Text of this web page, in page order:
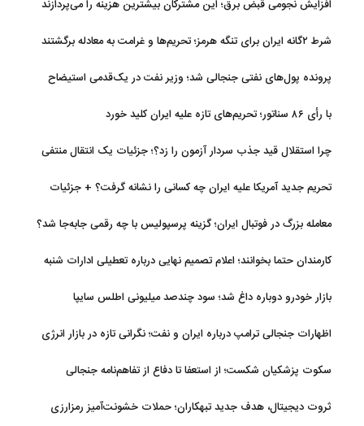
افزایش نجومی قبض برق؛ این مشترکان بیشترین هزینه را می‌پردازند
شرط ۲گانه ایران برای تنگه هرمز؛ تحریم‌ها و غرامت به معادله برگشتند
پرونده پول‌های نفتی جنجالی شد؛ وزیر نفت در یک‌قدمی استیضاح
با رأی ۸۶ سناتور؛ تحریم‌های تازه علیه ایران کلید خورد
چرا استقلال قید جذب سردار آزمون را زد؟؛ جزئیات یک انتقال منتفی
تحریم جدید آمریکا علیه ایران چه کسانی را نشانه گرفت؟ + جزئیات
معامله بزرگ در فوتبال ایران؛ گزینه پرسپولیس با چه رقمی جابه‌جا شد؟
کارمندان حتما بخوانند؛ اعلام تصمیم نهایی درباره تعطیلی ادارات شنبه
بازار خودرو دوباره داغ شد؛ سود چندصد میلیونی اطلس سایپا
اظهارات جنجالی ترامپ درباره ایران و نفت؛ نگرانی تازه در بازار انرژی
سکوت پزشکیان شکست؛ از استعفا تا دفاع از تفاهم‌نامه جنجالی
ثروت دیجیتال، هدف جدید تبهکاران؛ حملات خشونت‌آمیز رمزارزی